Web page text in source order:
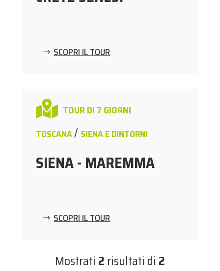
SCOPRI IL TOUR
 TOUR DI 7 GIORNI
TOSCANA/ SIENA E DINTORNI
SIENA - MAREMMA
SCOPRI IL TOUR
Mostrati 2 risultati di 2